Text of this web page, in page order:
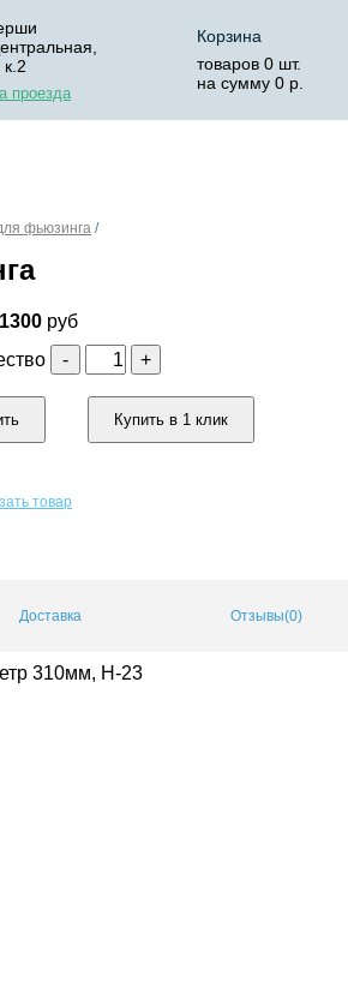
проезда
Корзина
товаров 0 шт.
на сумму 0 р.
фьюзинга /
1300 руб
- +
Купить в 1 клик
товар
Доставка Отзывы(0)
310мм, Н-23